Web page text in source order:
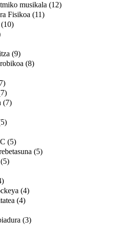
musikala (12)
Fisikoa (11)
(9)
(8)
(7)
(5)
(5)
(4)
(4)
(3)